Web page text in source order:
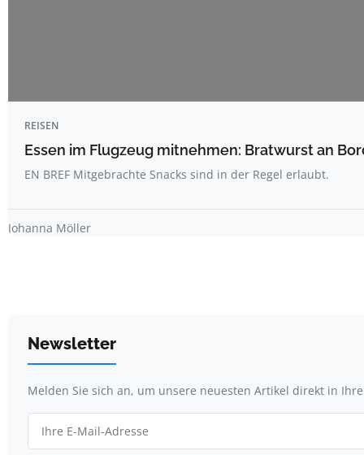
REISEN
Essen im Flugzeug mitnehmen: Bratwurst an
EN BREF Mitgebrachte Snacks sind in der Regel erlaubt.
Johanna Möller
Newsletter
Melden Sie sich an, um unsere neuesten Artikel direkt in